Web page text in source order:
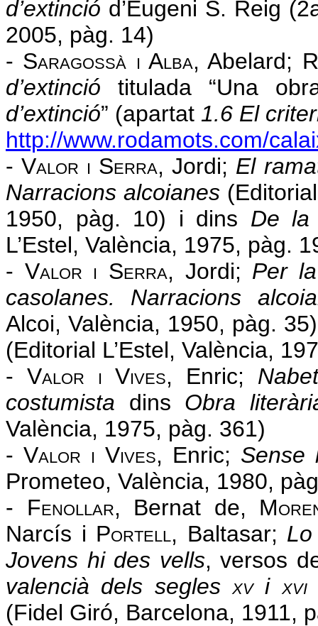
d’extinció d’Eugeni S. Reig
2005, pàg. 14)
- Saragossà i Alba, Abelard;
d’extinció titulada “Una
d’extinció” (apartat 1.6 El
http://www.rodamots.com/
- Valor i Serra, Jordi; El
Narracions alcoianes
1950, pàg. 10) i dins De la
L’Estel, València, 1975, pàg.
- Valor i Serra, Jordi; Per
casolanes. Narracions
Alcoi, València, 1950, pàg.
(Editorial L’Estel, València,
- Valor i Vives, Enric;
costumista dins Obra
València, 1975, pàg. 361)
- Valor i Vives, Enric; Sense
Prometeo, València, 1980,
- Fenollar, Bernat de, M
Narcís i Portell, Baltasar; L
Jovens hi des vells, versos
valencià dels seglesxvi xvi
(Fidel Giró, Barcelona, 1911,